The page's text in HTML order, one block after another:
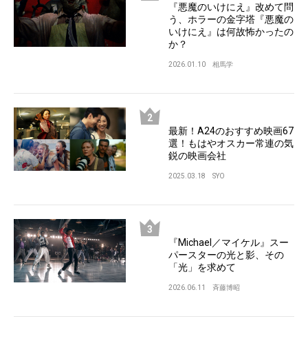
『悪魔のいけにえ』改めて問
う、ホラーの金字塔『悪魔の
いけにえ』は何故怖かったの
か？
2026.01.10 相馬学
最新！A24のおすすめ映画67
選！もはやオスカー常連の気
鋭の映画会社
2025.03.18 SYO
『Michael／マイケル』スー
パースターの光と影、その
「光」を求めて
2026.06.11 斉藤博昭